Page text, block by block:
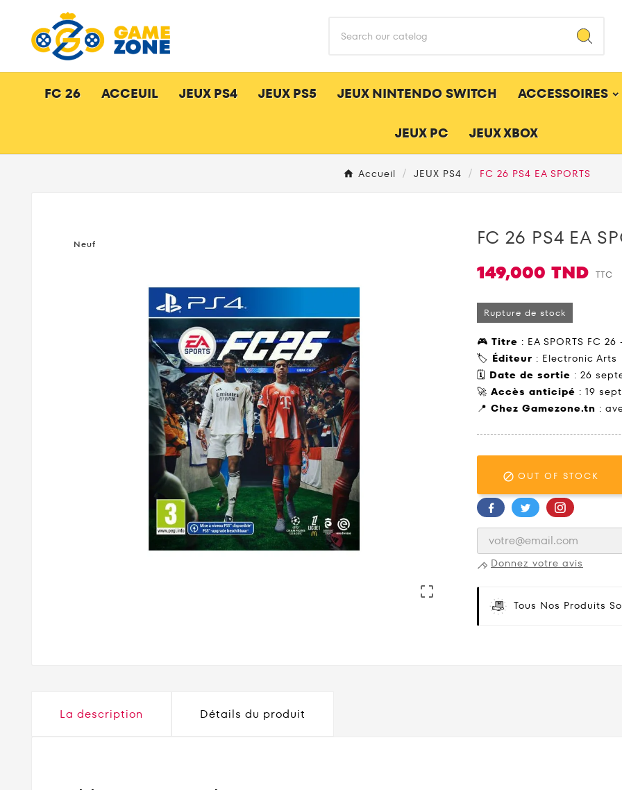
FC 26 ACCEUIL JEUX PS4 JEUX PS5 JEUX NINTENDO SWITCH ACCESSOIRES
JEUX PC JEUX XBOX
Accueil JEUX PS4 FC 26 PS4 EA SPORTS
Neuf

FC 26 PS4 EA
149,000 TND TTC
Rupture de stock
🎮 Titre : EA SPORTS FC 26
🏷️ Éditeur : Electronic Arts
🗓️ Date de sortie : 26
🚀 Accès anticipé : 19
📍 Chez Gamezone.tn :
 OUT OF STOCK
Donnez votre avis
Tous Nos Produits
La description Détails du produit